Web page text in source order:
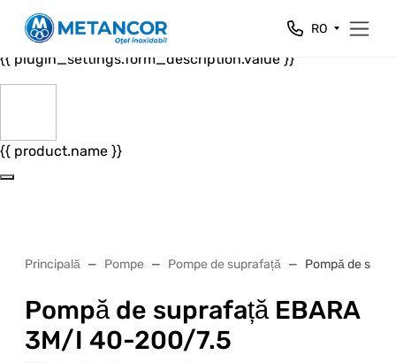
Close
{{ plugin_settings.form_header.value }}
{{ plugin_settings.form_description.value }}
{{ product.name }}
RO
Principală Pompe Pompe de suprafață Pompă de
Pompă de suprafață EBARA
3M/I 40-200/7.5